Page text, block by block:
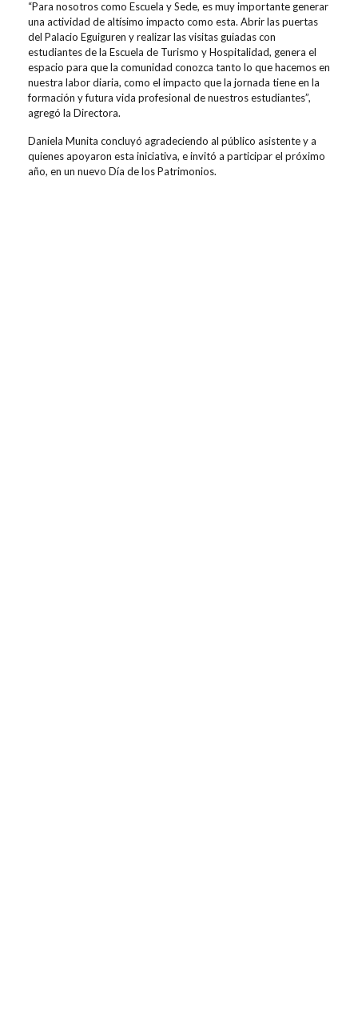
“Para nosotros como Escuela y Sede, es muy importante generar
una actividad de altísimo impacto como esta. Abrir las puertas
del Palacio Eguiguren y realizar las visitas guiadas con
estudiantes de la Escuela de Turismo y Hospitalidad, genera el
espacio para que la comunidad conozca tanto lo que hacemos en
nuestra labor diaria, como el impacto que la jornada tiene en la
formación y futura vida profesional de nuestros estudiantes”,
agregó la Directora.
Daniela Munita concluyó agradeciendo al público asistente y a
quienes apoyaron esta iniciativa, e invitó a participar el próximo
año, en un nuevo Día de los Patrimonios.